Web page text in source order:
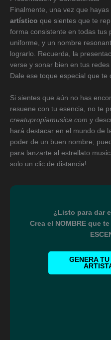
Finalmente, una vez que
artístico que sientes que te
forma consistente en todas tus
uniforme, y un nombre
lograrlo. Recuerda, la
verse y sonar bien en tus
Dale ese toque especial que te
Si sientes que aún no has
resuene con tu esencia, no te
creatupropiamusica.com y
hará destacar en el mundo de
poder de un buen nombre;
para lanzarte al estrellato
solo un clic de distancia!
¿Listo para dar
Crea el NOMBRE que
GENERA